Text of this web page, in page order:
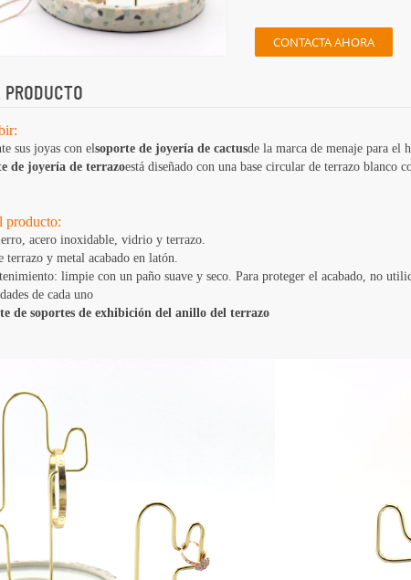
CONTACTA AHORA
sus joyas con elsoporte de joyería de cactusde la marca de menaje para el
de joyería de terrazoestá diseñado con una base circular de terrazo blanco
producto:
acero inoxidable, vidrio y terrazo.
terrazo y metal acabado en latón.
limpie con un paño suave y seco. Para proteger el acabado, no
de cada uno
de soportes de exhibición del anillo del terrazo